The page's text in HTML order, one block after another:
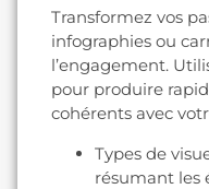
Transformez vos
infographies ou
l’engagement.
pour produire
cohérents avec
Types de
résumant les